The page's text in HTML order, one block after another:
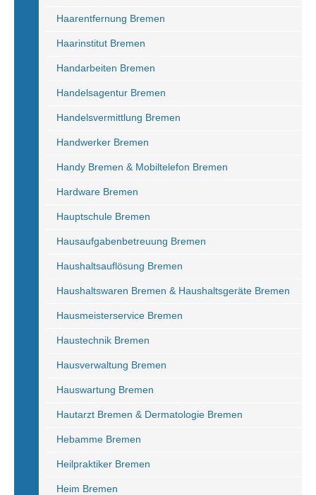
Haarentfernung Bremen
Haarinstitut Bremen
Handarbeiten Bremen
Handelsagentur Bremen
Handelsvermittlung Bremen
Handwerker Bremen
Handy Bremen & Mobiltelefon Bremen
Hardware Bremen
Hauptschule Bremen
Hausaufgabenbetreuung Bremen
Haushaltsauflösung Bremen
Haushaltswaren Bremen & Haushaltsgeräte Bremen
Hausmeisterservice Bremen
Haustechnik Bremen
Hausverwaltung Bremen
Hauswartung Bremen
Hautarzt Bremen & Dermatologie Bremen
Hebamme Bremen
Heilpraktiker Bremen
Heim Bremen